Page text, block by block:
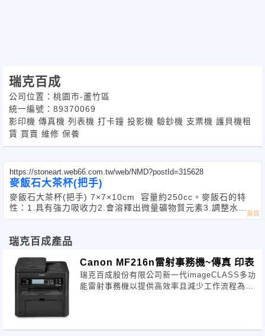
瑞克百成
公司位置：桃園市-蘆竹區
統一編號：89370069
影印機 傳真機 列表機 打卡鐘 投影機 驗鈔機 支票機 護貝機租
賃 買賣 維修 保養
https://stoneart.web66.com.tw/web/NMD?postId=315628
麥飯石大茶杯(把手)
麥飯石大茶杯(把手) 7×7×10cm 容量約250cc。麥飯石的特
性：1.具有強力吸收力2.會溶釋出微量礦物質元素3.調整水質
的酸鹼度。可淨化水質、除臭、吸收體內毒素，促進人體細胞
瑞克百成產品
Canon MF216n雷射事務機~傳真 印表
瑞克百成股份有限公司新一代imageCLASS多功
能雷射事務機以提供高效率且減少工作流程為出